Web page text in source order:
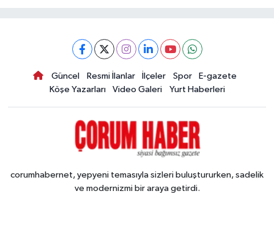
Güncel Resmi İlanlar İlçeler Spor
E-gazete
Köşe Yazarları
Video Galeri Yurt Haberleri
corumhabernet, yepyeni temasıyla sizleri buluştururken, sadelik
ve modernizmi bir araya getirdi.